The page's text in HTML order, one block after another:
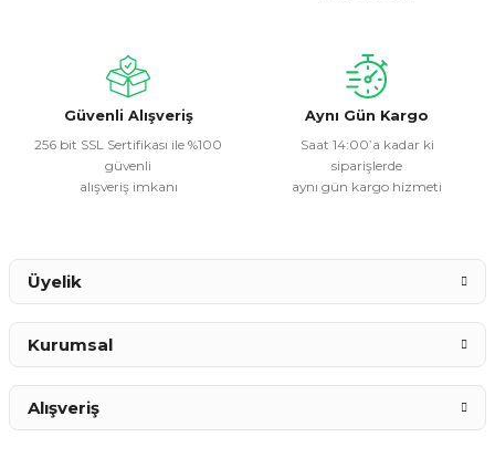
Ürün fiyatı diğer sitelerden daha pahalı.
Bu ürüne benzer farklı alternatifler olmalı.
Güvenli Alışveriş
256 bit SSL Sertifikası ile %100
güvenli
alışveriş imkanı
Aynı Gün Kargo
Saat 14:00’a kadar ki
siparişlerde
aynı gün kargo hizmeti
Üyelik
Kurumsal
Alışveriş